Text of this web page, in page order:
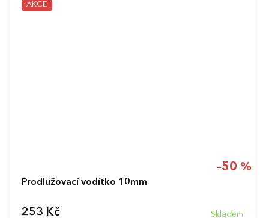
AKCE
–50 %
Prodlužovací vodítko 10mm
Skladem
253 Kč